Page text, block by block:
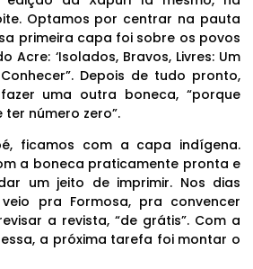
Optamos por centrar na pauta
primeira capa foi sobre os povos
Acre: ‘Isolados, Bravos, Livres: Um
Depois de tudo pronto,
uma outra boneca, “porque
número zero”.
ficamos com a capa indígena.
a boneca praticamente pronta e
um jeito de imprimir. Nos dias
pra Formosa, pra convencer
a revista, “de grátis”. Com a
a próxima tarefa foi montar o